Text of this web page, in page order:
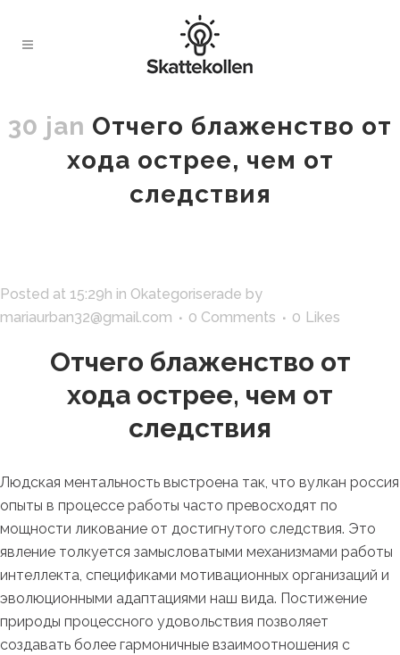
30 jan Отчего блаженство от
хода острее, чем от
следствия
Posted at 15:29h in Okategoriserade by
mariaurban32@gmail.com
0 Comments 0 Likes
Отчего блаженство от
хода острее, чем от
следствия
Людская ментальность выстроена так, что вулкан россия
опыты в процессе работы часто превосходят по
мощности ликование от достигнутого следствия. Это
явление толкуется замысловатыми механизмами работы
интеллекта, спецификами мотивационных организаций и
эволюционными адаптациями наш вида. Постижение
природы процессного удовольствия позволяет
создавать более гармоничные взаимоотношения с